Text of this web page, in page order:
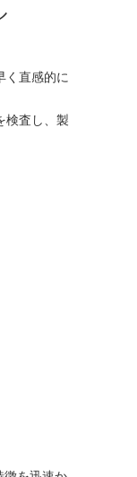
く直感的に
検査し、製